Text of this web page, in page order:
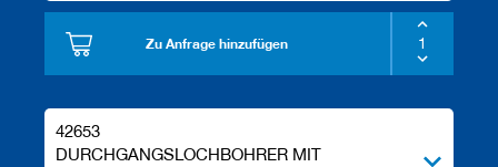
Zu Anfrage hinzufügen
42653
DURCHGANGSLOCHBOHRER MIT